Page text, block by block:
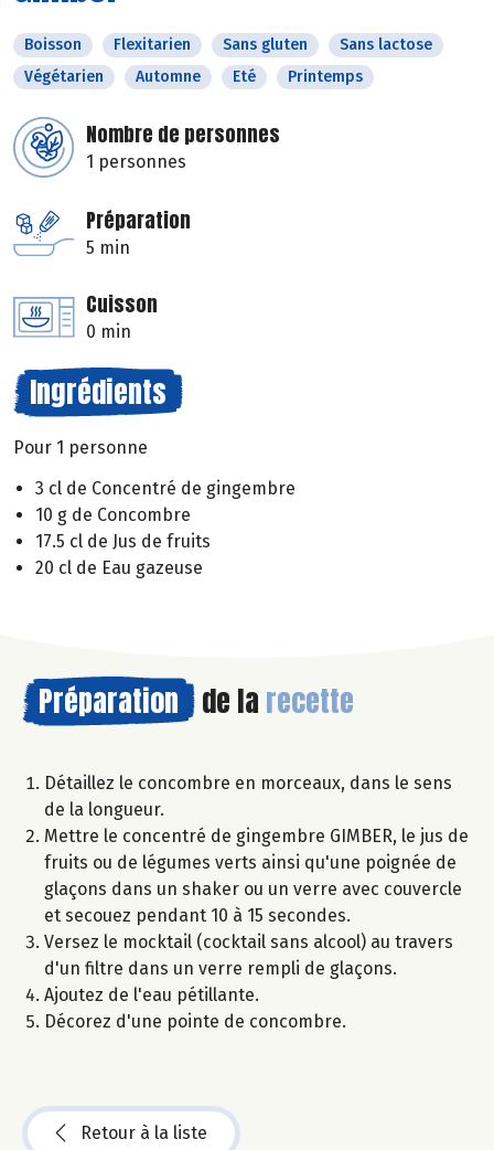
Boisson Flexitarien Sans gluten
Sans lactose
Végétarien
Automne Eté Printemps
Nombre de personnes
1 personnes
Préparation
5 min
Cuisson
0 min
Ingrédients
Pour 1 personne
3 cl de Concentré de gingembre
10 g de Concombre
17.5 cl de Jus de fruits
20 cl de Eau gazeuse
Préparation de la recette
Détaillez le concombre en morceaux, dans le sens
de la longueur.
Mettre le concentré de gingembre GIMBER, le jus de
fruits ou de légumes verts ainsi qu'une poignée de
glaçons dans un shaker ou un verre avec couvercle
et secouez pendant 10 à 15 secondes.
Versez le mocktail (cocktail sans alcool) au travers
d'un filtre dans un verre rempli de glaçons.
Ajoutez de l'eau pétillante.
Décorez d'une pointe de concombre.
Retour à la liste